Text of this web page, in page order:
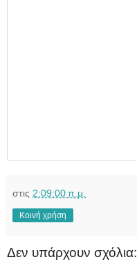
στις 2:09:00 π.μ.
Κοινή χρήση
Δεν υπάρχουν σχόλια: